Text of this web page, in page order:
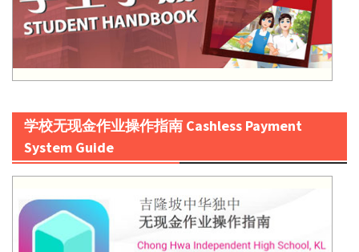
学校无现金作业操作指南 Cashless Payment
System Guide